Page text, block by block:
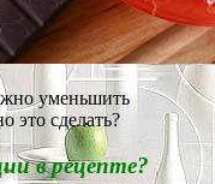
уменьшить
это сделать?
в рецепте?